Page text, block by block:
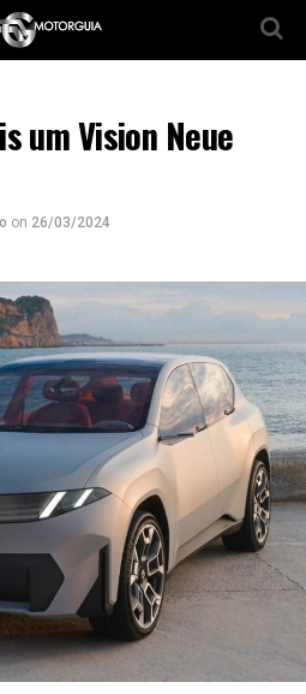
um Vision Neue
on 26/03/2024